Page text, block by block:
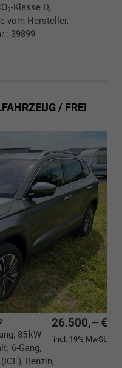
Klasse D,
vom Hersteller,
39899
/ FREI
26.500,– €
incl. 19% MwSt.
85 kW
6-Gang,
Benzin,